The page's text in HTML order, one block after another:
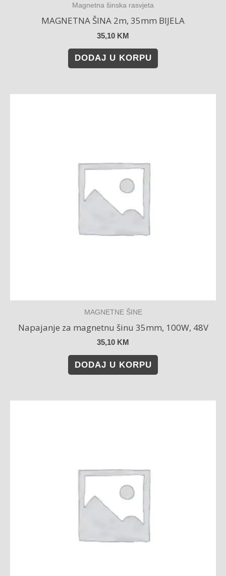
Magnetna šinska rasvjeta
MAGNETNA ŠINA 2m, 35mm BIJELA
35,10 KM
DODAJ U KORPU
MAGNETNE ŠINE
Napajanje za magnetnu šinu 35mm, 100W, 48V
35,10 KM
DODAJ U KORPU